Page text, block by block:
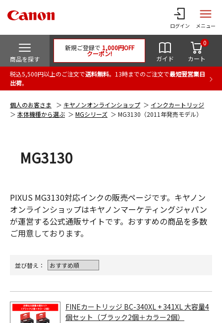
ログイン メニュー
商品を探す
新規ご登録で 1,000円OFF
クーポン!
ガイド カート
0
税込5,500円以上のご注文で送料無料。13時までのご注文で最短翌営業日
出荷。
個人のお客さま キヤノンオンラインショップ
インクカートリッジ
本体機種から選ぶ
MGシリーズ MG3130（2011年発売モデル）
MG3130
PIXUS MG3130対応インクの販売ページです。キヤノン
オンラインショップはキヤノンマーケティングジャパン
が運営する公式通販サイトです。おすすめの商品を多数
ご用意しております。
並び替え：
FINEカートリッジ BC-340XL + 341XL 大容量4
個セット（ブラック2個＋カラー2個）